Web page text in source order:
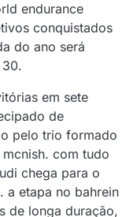
endurance
conquistados
do ano será
em sete
de
pelo trio formado
com tudo
chega para o
a etapa no bahrein
de longa duração,